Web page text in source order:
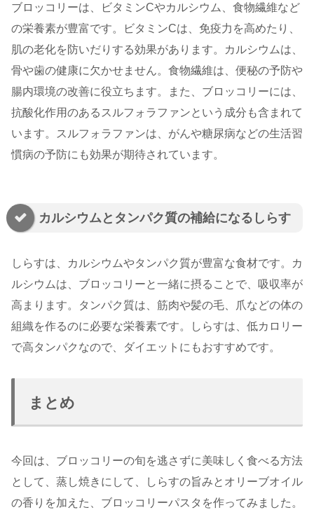
ブロッコリーは、ビタミンCやカルシウム、食物繊維など
の栄養素が豊富です。ビタミンCは、免疫力を高めたり、
肌の老化を防いだりする効果があります。カルシウムは、
骨や歯の健康に欠かせません。食物繊維は、便秘の予防や
腸内環境の改善に役立ちます。また、ブロッコリーには、
抗酸化作用のあるスルフォラファンという成分も含まれて
います。スルフォラファンは、がんや糖尿病などの生活習
慣病の予防にも効果が期待されています。
カルシウムとタンパク質の補給になるしらす
しらすは、カルシウムやタンパク質が豊富な食材です。カ
ルシウムは、ブロッコリーと一緒に摂ることで、吸収率が
高まります。タンパク質は、筋肉や髪の毛、爪などの体の
組織を作るのに必要な栄養素です。しらすは、低カロリー
で高タンパクなので、ダイエットにもおすすめです。
まとめ
今回は、ブロッコリーの旬を逃さずに美味しく食べる方法
として、蒸し焼きにして、しらすの旨みとオリーブオイル
の香りを加えた、ブロッコリーパスタを作ってみました。